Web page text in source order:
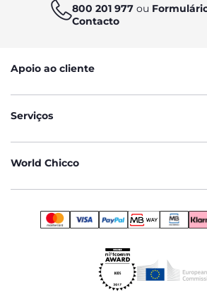
800 201 977 ou
Contacto
Apoio ao cliente
Serviços
World Chicco